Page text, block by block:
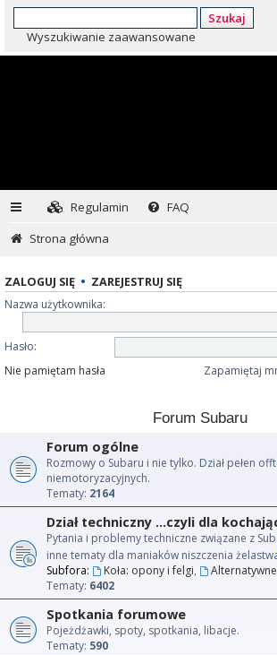
Szukaj
Wyszukiwanie zaawansowane
Regulamin
FAQ
Strona główna
ZALOGUJ SIĘ • ZAREJESTRUJ SIĘ
Nazwa użytkownika:
Hasło:
Nie pamiętam hasła
Zapamiętaj
Forum Subaru
Forum ogólne
Rozmowy o Subaru i nie tylko. Dział pełen
niemotoryzacyjnych.
Tematy: 2164
Dział techniczny ...czyli dla
Pytania i problemy techniczne związane z
inne tematy dla maniaków niszczenia
Subfora:
Koła: opony i felgi,
Tematy: 6402
Spotkania forumowe
Pojeżdżawki, spoty, spotkania, libacje.
Tematy: 590